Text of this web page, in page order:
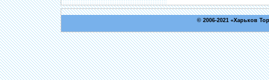
© 2006-2021 «Харьков